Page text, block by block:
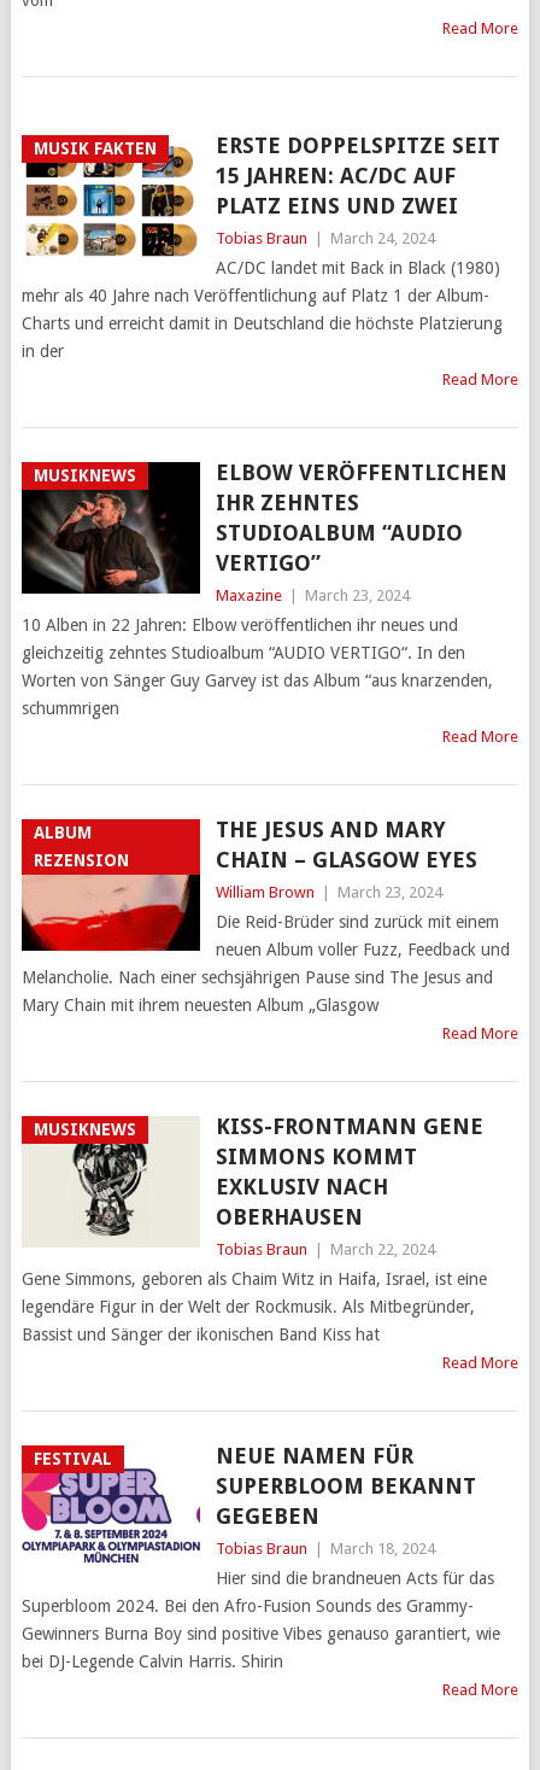
Read More
MUSIK FAKTEN
ERSTE DOPPELSPITZE SEIT
15 JAHREN: AC/DC AUF
PLATZ EINS UND ZWEI
Tobias Braun March 24, 2024
AC/DC landet mit Back in Black (1980)
mehr als 40 Jahre nach Veröffentlichung auf Platz 1 der Album-
Charts und erreicht damit in Deutschland die höchste Platzierung
in der
Read More
MUSIKNEWS
ELBOW VERÖFFENTLICHEN
IHR ZEHNTES
STUDIOALBUM “AUDIO
VERTIGO”
Maxazine March 23, 2024
10 Alben in 22 Jahren: Elbow veröffentlichen ihr neues und
gleichzeitig zehntes Studioalbum “AUDIO VERTIGO“. In den
Worten von Sänger Guy Garvey ist das Album “aus knarzenden,
schummrigen
Read More
ALBUM
REZENSION
THE JESUS AND MARY
CHAIN – GLASGOW EYES
William Brown March 23, 2024
Die Reid-Brüder sind zurück mit einem
neuen Album voller Fuzz, Feedback und
Melancholie. Nach einer sechsjährigen Pause sind The Jesus and
Mary Chain mit ihrem neuesten Album „Glasgow
Read More
MUSIKNEWS
KISS-FRONTMANN GENE
SIMMONS KOMMT
EXKLUSIV NACH
OBERHAUSEN
Tobias Braun March 22, 2024
Gene Simmons, geboren als Chaim Witz in Haifa, Israel, ist eine
legendäre Figur in der Welt der Rockmusik. Als Mitbegründer,
Bassist und Sänger der ikonischen Band Kiss hat
Read More
FESTIVAL
NEUE NAMEN FÜR
SUPERBLOOM BEKANNT
GEGEBEN
Tobias Braun March 18, 2024
Hier sind die brandneuen Acts für das
Superbloom 2024. Bei den Afro-Fusion Sounds des Grammy-
Gewinners Burna Boy sind positive Vibes genauso garantiert, wie
bei DJ-Legende Calvin Harris. Shirin
Read More